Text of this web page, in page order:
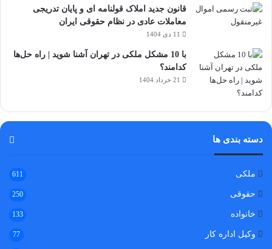
قانون جدید املاک قولنامه ای و پایان تدریجی
معاملات عادی در نظام حقوقی ایران
11 دی 1404
با 10 مشکل ملکی در تهران آشنا شوید | راه حل‌ها
کدامند؟
21 خرداد 1404
دسته بندی ها
ملکی 611
حقوقی 250
خانواده 133
وکیل اداره کار 77